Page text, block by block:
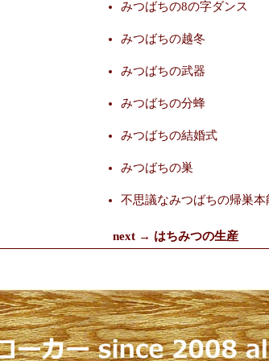
みつばちの8の字ダンス
みつばちの越冬
みつばちの武器
みつばちの分蜂
みつばちの結婚式
みつばちの巣
不思議なみつばちの帰巣本
next → はちみつの生産